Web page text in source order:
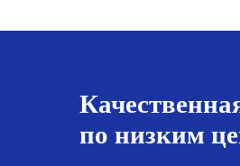
568.00 р..
по низким